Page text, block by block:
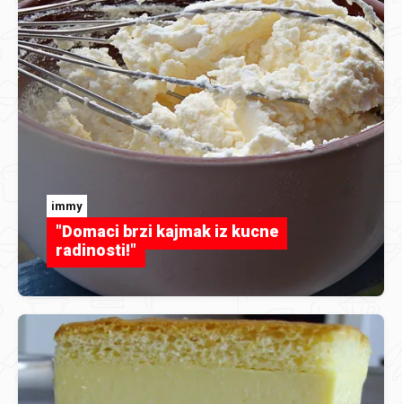
immy
"Domaci brzi kajmak iz kucne
radinosti!"